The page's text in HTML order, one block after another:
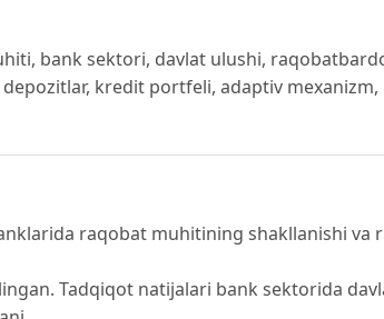
bank sektori, davlat ulushi,
depozitlar, kredit portfeli, adaptiv
raqobat muhitining shakllanishi va
Tadqiqot natijalari bank sektorida